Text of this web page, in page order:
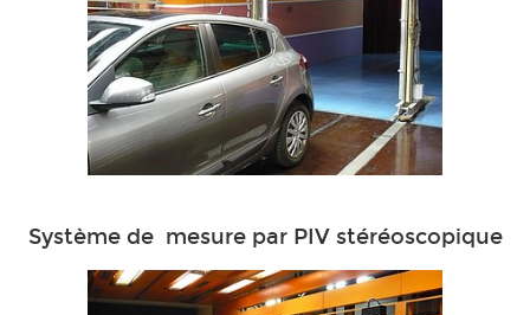
Système de mesure par PIV stéréoscopique